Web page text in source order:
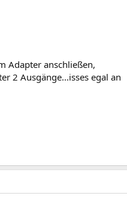
Adapter anschließen,
2 Ausgänge...isses egal an